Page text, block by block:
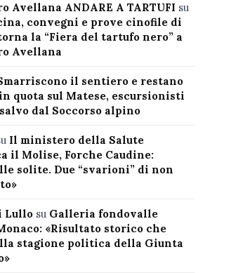
Avellana ANDARE A TARTUFI su
convegni e prove cinofile di
la “Fiera del tartufo nero” a
Avellana
il sentiero e restano
quota sul Matese, escursionisti
dal Soccorso alpino
Il ministero della Salute
il Molise, Forche Caudine:
solite. Due “svarioni” di non
Lullosu Galleria fondovalle
«Risultato storico che
stagione politica della Giunta